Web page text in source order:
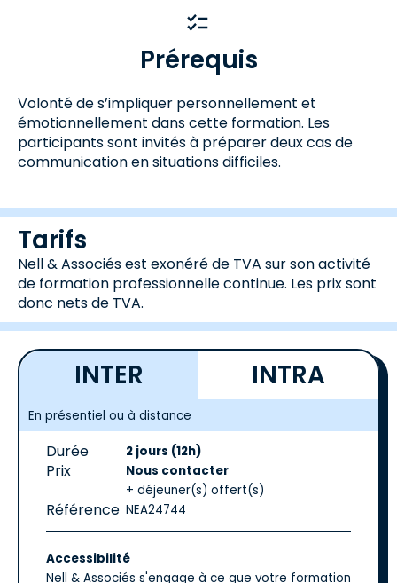
Prérequis
Volonté de s’impliquer personnellement et
émotionnellement dans cette formation. Les
participants sont invités à préparer deux cas de
communication en situations difficiles.
Tarifs
Nell & Associés est exonéré de TVA sur son activité
de formation professionnelle continue. Les prix sont
donc nets de TVA.
INTER INTRA
En présentiel ou à distance
Durée 2 jours (12h)
Prix
Nous contacter
+ déjeuner(s) offert(s)
Référence NEA24744
Accessibilité
Nell & Associés s'engage à ce que votre formation